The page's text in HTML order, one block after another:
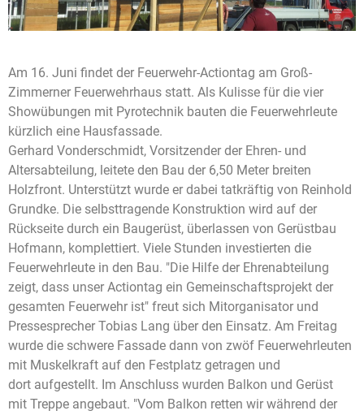
Am 16. Juni findet der Feuerwehr-Actiontag am Groß-
Zimmerner Feuerwehrhaus statt. Als Kulisse für die vier
Showübungen mit Pyrotechnik bauten die Feuerwehrleute
kürzlich eine Hausfassade.
Gerhard Vonderschmidt, Vorsitzender der Ehren- und
Altersabteilung, leitete den Bau der 6,50 Meter breiten
Holzfront. Unterstützt wurde er dabei tatkräftig von Reinhold
Grundke. Die selbsttragende Konstruktion wird auf der
Rückseite durch ein Baugerüst, überlassen von Gerüstbau
Hofmann, komplettiert. Viele Stunden investierten die
Feuerwehrleute in den Bau. "Die Hilfe der Ehrenabteilung
zeigt, dass unser Actiontag ein Gemeinschaftsprojekt der
gesamten Feuerwehr ist" freut sich Mitorganisator und
Pressesprecher Tobias Lang über den Einsatz. Am Freitag
wurde die schwere Fassade dann von zwöf Feuerwehrleuten
mit Muskelkraft auf den Festplatz getragen und
dort aufgestellt. Im Anschluss wurden Balkon und Gerüst
mit Treppe angebaut. "Vom Balkon retten wir während der